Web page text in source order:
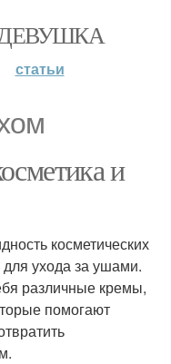
статьи
и
косметических
ухода за ушами.
различные кремы,
помогают